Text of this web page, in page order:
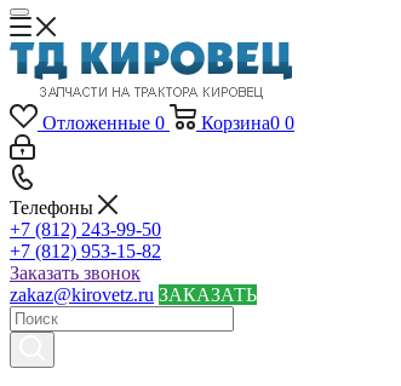
Отложенные 0 Корзина0 0
Телефоны
+7 (812) 243-99-50
+7 (812) 953-15-82
Заказать звонок
zakaz@kirovetz.ru ЗАКАЗАТЬ